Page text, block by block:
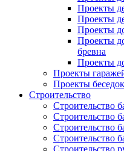
Проекты
Проекты
Проекты
Проекты
бревна
Проекты
Проекты
Проекты беседок
Строительство
Строительство
Строительство
Строительство
Строительство
Строительство